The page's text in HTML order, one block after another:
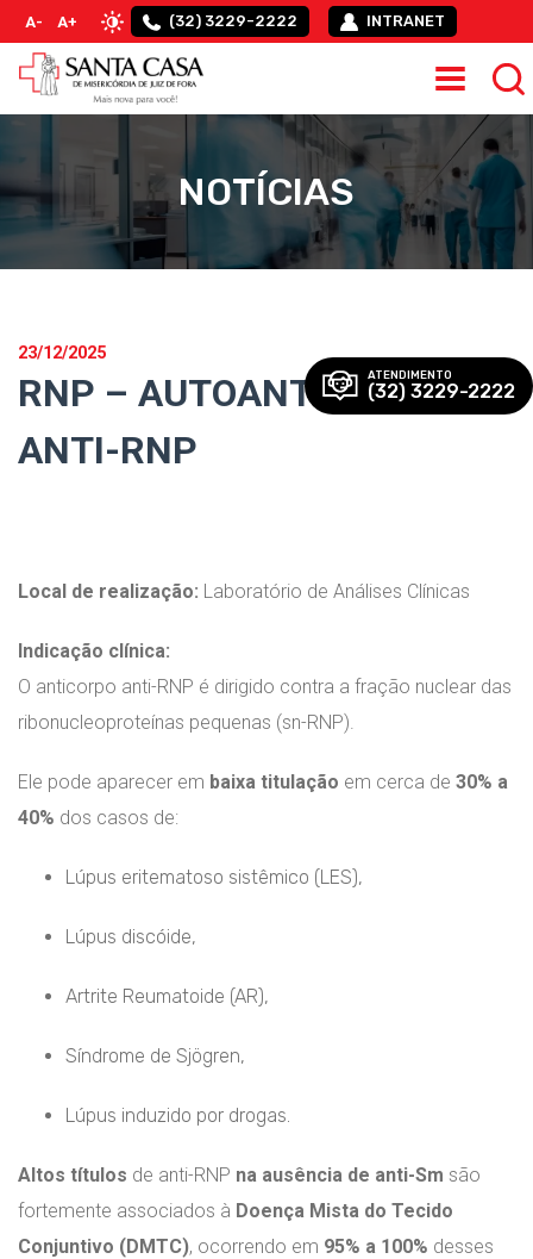
ATENDIMENTO
(32) 3229-2222
A- A+ (32) 3229-2222 INTRANET
NOTÍCIAS
23/12/2025
RNP – AUTOANTICORPOS
ANTI-RNP
Local de realização: Laboratório de Análises Clínicas
Indicação clínica:
O anticorpo anti-RNP é dirigido contra a fração nuclear das
ribonucleoproteínas pequenas (sn-RNP).
Ele pode aparecer em baixa titulação em cerca de 30% a
40% dos casos de:
Lúpus eritematoso sistêmico (LES),
Lúpus discóide,
Artrite Reumatoide (AR),
Síndrome de Sjögren,
Lúpus induzido por drogas.
Altos títulos de anti-RNP na ausência de anti-Sm são
fortemente associados à Doença Mista do Tecido
Conjuntivo (DMTC), ocorrendo em 95% a 100% desses